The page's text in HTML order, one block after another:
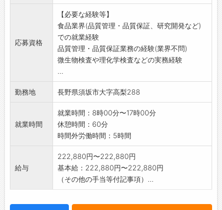
問題対応時の原因調査補助、再発防止策の検討
補助
手順書及びその他ルールの運用補助
監査、行政対応、準備補助
その他、品質保証部門に付随する事務、庶務
変更の範囲:会社の定める業務
応募資格
【必要な経験等】
食品業界(品質管理・品質保証、研究開発など)
での就業経験
品質管理・品質保証業務の経験(業界不問)
微生物検査や理化学検査などの実務経験
...
勤務地 長野県須坂市大字高梨288
就業時間
就業時間：8時00分〜17時00分
休憩時間：60分
時間外労働時間：5時間
給与
222,880円〜222,880円
基本給：222,880円〜222,880円
（その他の手当等付記事項）...